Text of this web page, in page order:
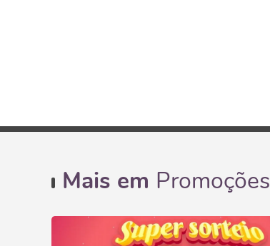
Mais em Promoções